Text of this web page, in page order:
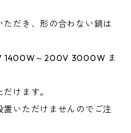
だき、形の合わない鍋は
1400W～200V 3000W ま
けます。
いただけませんのでご注